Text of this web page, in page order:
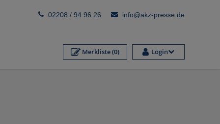
02208 / 94 96 26 info@akz-presse.de
Merkliste(0) Login